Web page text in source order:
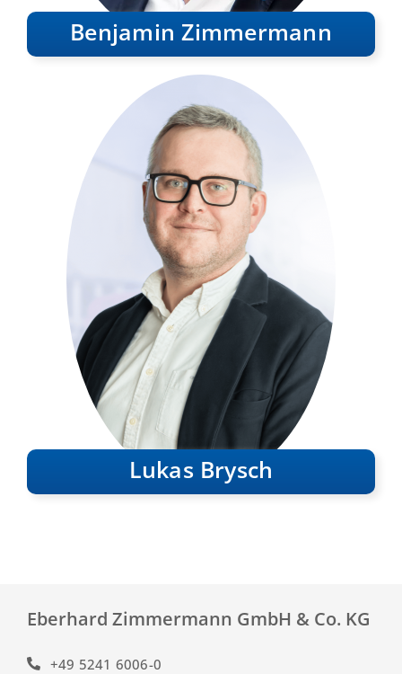
Benjamin Zimmermann
Lukas Brysch
Eberhard Zimmermann GmbH & Co. KG
+49 5241 6006-0